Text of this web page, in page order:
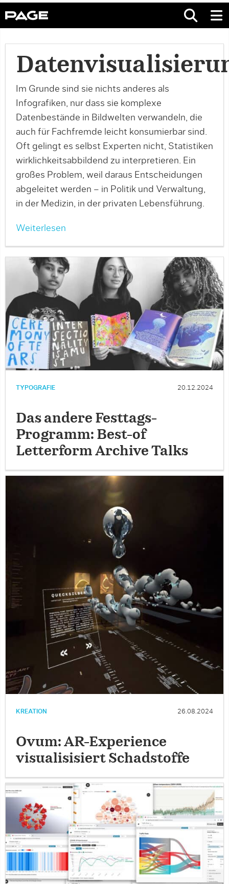
Im Grunde sind sie nichts anderes als
Infografiken, nur dass sie komplexe
Datenbestände in Bildwelten verwandeln, die
auch für Fachfremde leicht konsumierbar sind.
Oft gelingt es selbst Experten nicht, Statistiken
wirklichkeitsabbildend zu interpretieren. Ein
großes Problem, weil daraus Entscheidungen
abgeleitet werden – in Politik und Verwaltung,
in der Medizin, in der privaten Lebensführung.
Weiterlesen
TYPOGRAFIE 20.12.2024
Das andere Festtags-
Programm: Best-of
Letterform Archive Talks
KREATION 26.08.2024
Ovum: AR-Experience
visualisisiert Schadstoffe